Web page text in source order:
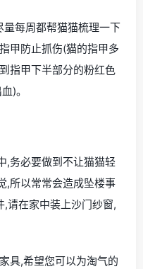
每周都帮猫猫梳理一下
甲防止抓伤(猫的指甲多
指甲下半部分的粉红色
)。
,务必要做到不让猫猫轻
,所以常常会造成坠楼事
请在家中装上沙门纱窗,
具,希望您可以为淘气的